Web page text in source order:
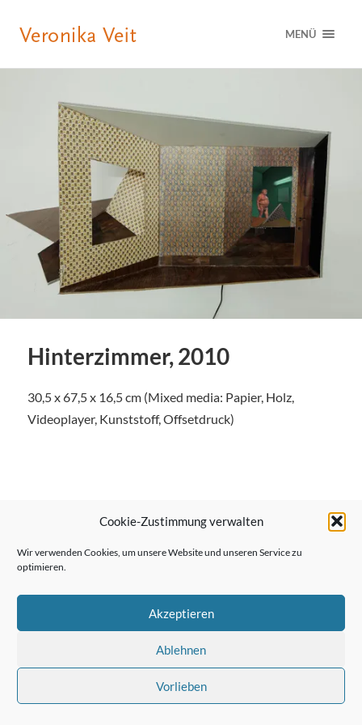
Cookie-Zustimmung verwalten
Wir verwenden Cookies, um unsere Website und unseren Service zu
optimieren.
Akzeptieren
Ablehnen
Vorlieben
MENÜ
Hinterzimmer, 2010
30,5 x 67,5 x 16,5 cm (Mixed media: Papier, Holz,
Videoplayer, Kunststoff, Offsetdruck)